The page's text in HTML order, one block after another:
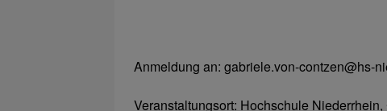
Anmeldung an: gabriele.von-contzen@hs-
Veranstaltungsort: Hochschule